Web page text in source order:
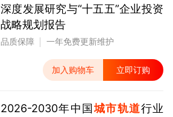
深度发展研究与“十五五”企业投资
战略规划报告
品质保障 一年免费更新维护
加入购物车 立即订购
2026-2030年中国城市轨道行业